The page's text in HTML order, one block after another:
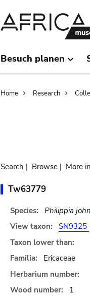
Besuch planen
Home Research
Search | Browse | More
Tw63779
Species: Philippia
View taxon:
SN9325
Taxon lower than:
Familia:
Ericaceae
Herbarium number:
Wood number:
1